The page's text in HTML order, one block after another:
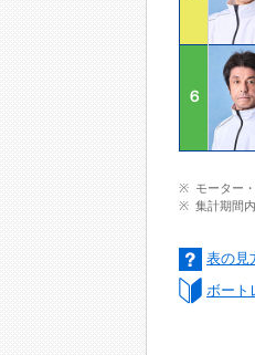
６
モーター
集計期間
表の見
ボート